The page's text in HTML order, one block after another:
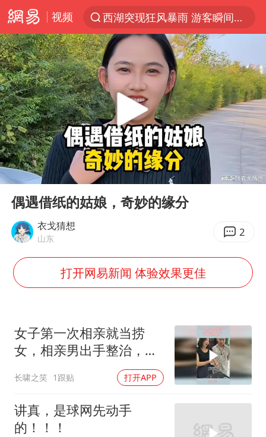
视频
西湖突现狂风暴雨 游客瞬间被浇透
解锁各地夏日限定体验
男童模仿奥特曼从高处跳下致骨折
富婆带资进组给自己硬加60多场吻戏
黄金创今年来最大单周涨幅
名创优品一次性内裤 颜面尽失
金饰克价一夜涨回1300元
牛津大学一纸声明甩不了锅
网传《披荆斩棘2026》名单
“六爷”挂一颗出场
香港宏福苑火灾或由烟头引起
浙江台州《告全体市民书》
《给阿嬷的情书》售后来了
Play
00:00
偶遇借纸的姑娘，奇妙的缘分
衣戈猜想
山东 2
打开网易新闻 体验效果更佳
女子第一次相亲就当捞
女，相亲男出手整治，女
长啸之笑 1跟贴 打开APP
讲真，是球网先动手
的！！！